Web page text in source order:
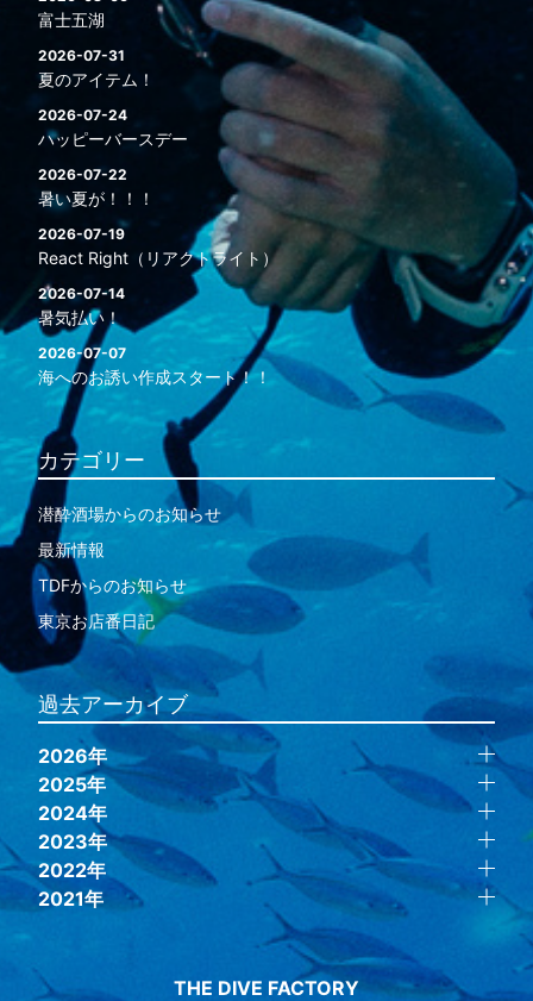
富士五湖
2026-07-31
夏のアイテム！
2026-07-24
ハッピーバースデー
2026-07-22
暑い夏が！！！
2026-07-19
React Right（リアクトライト）
2026-07-14
暑気払い！
2026-07-07
海へのお誘い作成スタート！！
カテゴリー
潜酔酒場からのお知らせ
最新情報
TDFからのお知らせ
東京お店番日記
過去アーカイブ
2026年
2025年
2024年
2023年
2022年
2021年
THE DIVE FACTORY